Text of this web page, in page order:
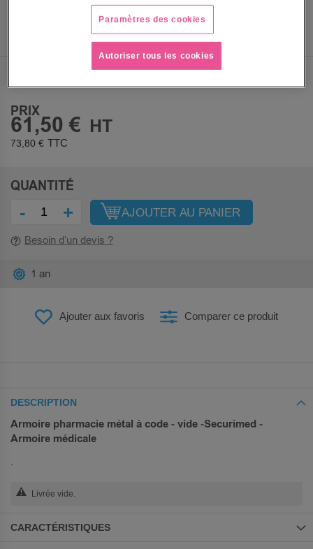
Voir le descriptif complet
PRIX
61,50 €
73,80 €
QUANTITÉ
- + AJOUTER AU PANIER
Besoin d’un devis ?
Ajouter aux favoris Comparer ce produit
1 an
DESCRIPTION
Armoire pharmacie métal à code - vide -Securimed -
Armoire médicale
Livrée vide.
CARACTÉRISTIQUES
Paramètres des cookies
Autoriser tous les cookies